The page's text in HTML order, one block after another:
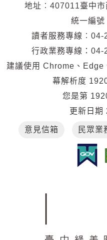
地址︰407011臺中
統一編
讀者服務專線
行政業務專線：
建議使用 Chrome、
幕解析度
您是第
更新日期
意見信箱 民眾業